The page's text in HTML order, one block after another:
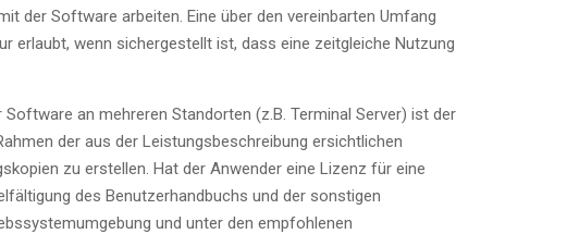
der Software arbeiten. Eine über den vereinbarten Umfang
erlaubt, wenn sichergestellt ist, dass eine zeitgleiche Nutzung
an mehreren Standorten (z.B. Terminal Server) ist der
der aus der Leistungsbeschreibung ersichtlichen
zu erstellen. Hat der Anwender eine Lizenz für eine
des Benutzerhandbuchs und der sonstigen
und unter den empfohlenen